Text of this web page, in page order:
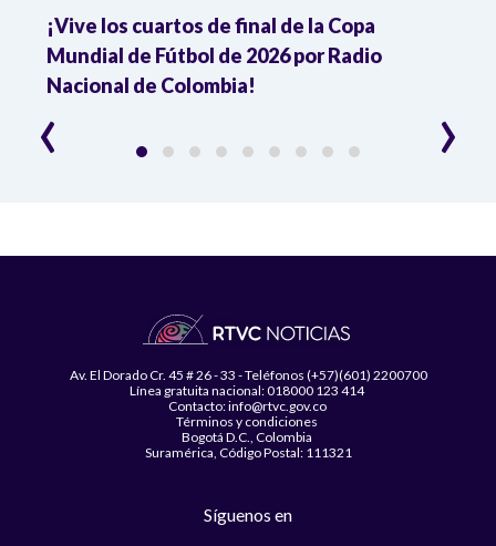
¡Vive los cuartos de final de la Copa
Mundial de Fútbol de 2026 por Radio
Nacional de Colombia!
‹ ›
Av. El Dorado Cr. 45 # 26 - 33 - Teléfonos (+57)(601) 2200700
Línea gratuita nacional: 018000 123 414
Contacto: info@rtvc.gov.co
Términos y condiciones
Bogotá D.C., Colombia
Suramérica, Código Postal: 111321
Síguenos en